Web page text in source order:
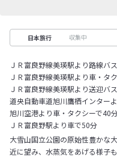
日本旅行 収集中
ＪＲ富良野線美瑛駅より路線バ
ＪＲ富良野線美瑛駅より車・タ
ＪＲ富良野線美瑛駅より送迎バ
道央自動車道旭川鷹栖インター
旭川空港より車・タクシーで40
ＪＲ富良野駅より車で50分
大雪山国立公園の原始性豊かな
近に望み、水蒸気をあげる様子